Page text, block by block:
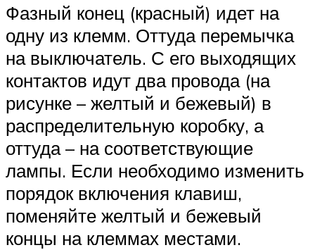
Фазный конец (красный) идет на
одну из клемм. Оттуда перемычка
на выключатель. С его выходящих
контактов идут два провода (на
рисунке – желтый и бежевый) в
распределительную коробку, а
оттуда – на соответствующие
лампы. Если необходимо изменить
порядок включения клавиш,
поменяйте желтый и бежевый
концы на клеммах местами.